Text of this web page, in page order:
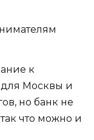
к
для Москвы и
но банк не
что можно и